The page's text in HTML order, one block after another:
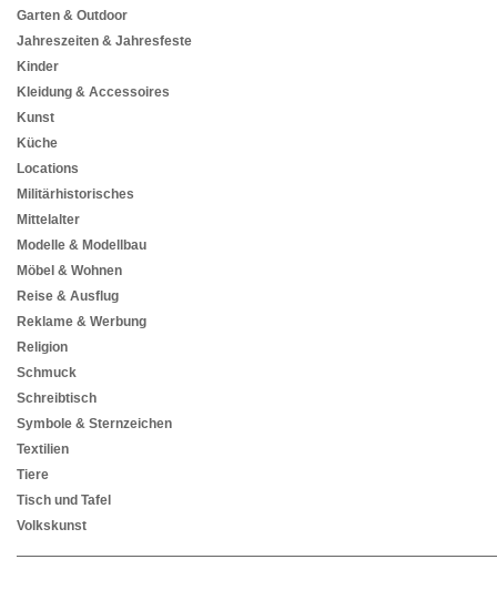
Garten & Outdoor
Jahreszeiten & Jahresfeste
Kinder
Kleidung & Accessoires
Kunst
Küche
Locations
Militärhistorisches
Mittelalter
Modelle & Modellbau
Möbel & Wohnen
Reise & Ausflug
Reklame & Werbung
Religion
Schmuck
Schreibtisch
Symbole & Sternzeichen
Textilien
Tiere
Tisch und Tafel
Volkskunst